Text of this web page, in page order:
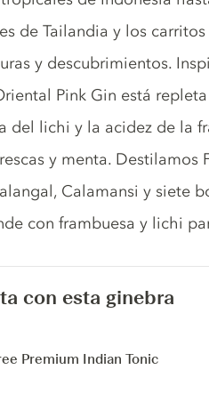
de Tailandia y los
y descubrimientos.
Pink Gin está
del lichi y la acidez de la
y menta. Destilamos
Calamansi y siete
con frambuesa y lichi
con esta ginebra
Premium Indian Tonic